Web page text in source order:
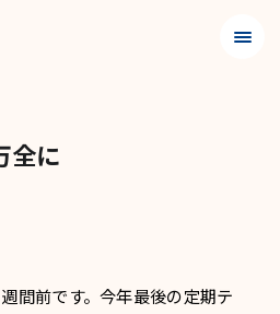
メニ
全に
間前です。今年最後の定期テ